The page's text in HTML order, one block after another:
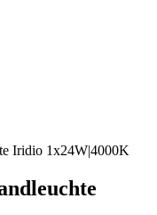
Iridio 1x24W|4000K